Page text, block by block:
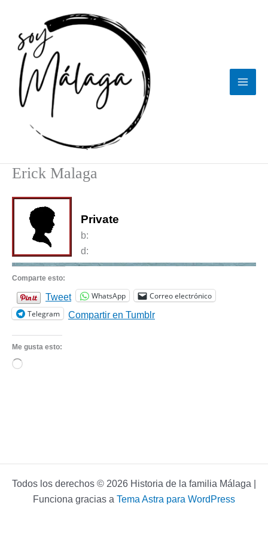
contenido
Erick Malaga
Private
b:
d:
Comparte esto:
Tweet WhatsApp
Correo electrónico
Telegram
Compartir en Tumblr
Me gusta esto:
Cargando...
Todos los derechos © 2026 Historia de la familia Málaga |
Funciona gracias a Tema Astra para WordPress